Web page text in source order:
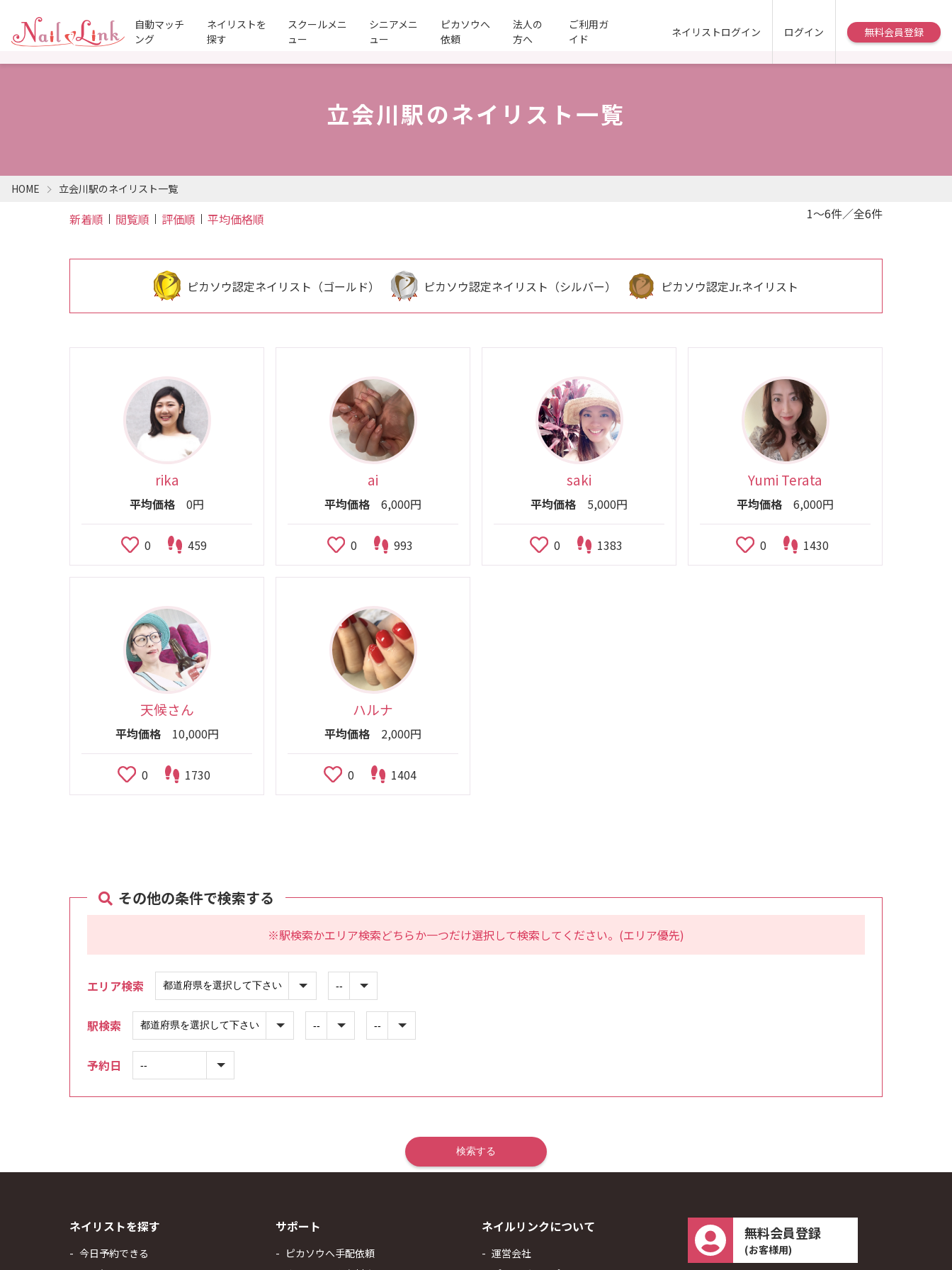
自動マッチ
ング
ネイリストを
探す
スクールメニ
ュー
シニアメニ
ュー
ピカソウへ
依頼
法人の
方へ
ご利用ガ
イド
ネイリストログイン ログイン 無料会員登録
立会川駅のネイリスト一覧
HOME 立会川駅のネイリスト一覧
新着順 閲覧順 評価順 平均価格順 1～6件／全6件
ピカソウ認定ネイリスト（ゴールド） ピカソウ認定ネイリスト（シルバー） ピカソウ認定Jr.ネイリスト
rika
平均価格 0円
0 459
ai
平均価格 6,000円
0 993
saki
平均価格 5,000円
0 1383
Yumi Terata
平均価格 6,000円
0 1430
天候さん
平均価格 10,000円
0 1730
ハルナ
平均価格 2,000円
0 1404
その他の条件で検索する
※駅検索かエリア検索どちらか一つだけ選択して検索してください。(エリア優先)
エリア検索
駅検索
予約日
ネイリストを探す
今日予約できる
サポート
ピカソウへ手配依頼
ネイルリンクについて
運営会社
無料会員登録
(お客様用)